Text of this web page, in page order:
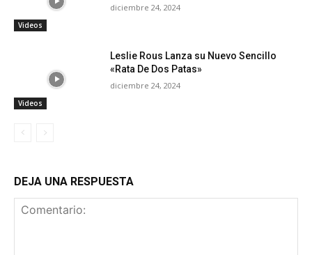
Videos
diciembre 24, 2024
Videos
Leslie Rous Lanza su Nuevo Sencillo
«Rata De Dos Patas»
diciembre 24, 2024
DEJA UNA RESPUESTA